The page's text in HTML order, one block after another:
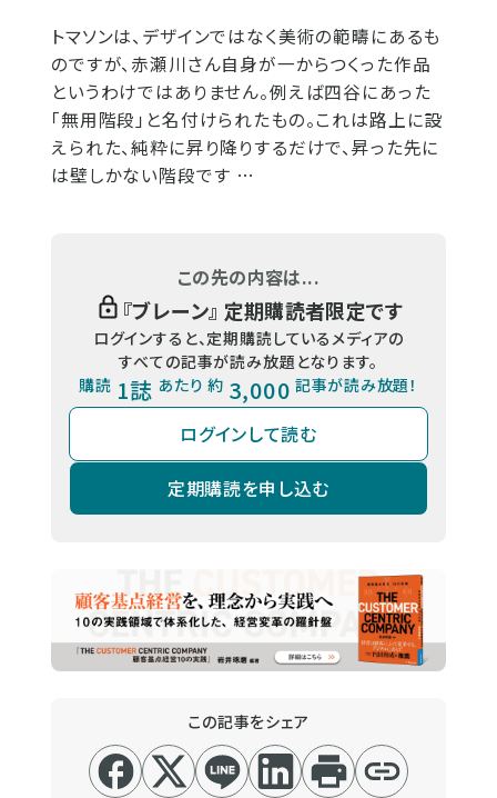
トマソンは、デザインではなく美術の範疇にあるも
のですが、赤瀬川さん自身が一からつくった作品
というわけではありません。例えば四谷にあった
「無用階段」と名付けられたもの。これは路上に設
えられた、純粋に昇り降りするだけで、昇った先に
は壁しかない階段です …
この先の内容は...
『ブレーン』 定期購読者限定です
ログインすると、定期購読しているメディアの
すべての記事が読み放題となります。
購読 1誌 あたり 約 3,000 記事が読み放題！
ログインして読む
定期購読を申し込む
この記事をシェア